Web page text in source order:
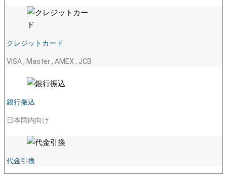
クレジットカード
VISA , Master , AMEX , JCB
銀行振込
日本国内向け
代金引換